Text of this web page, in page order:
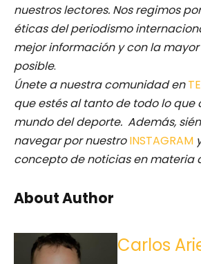
nuestros lectores. Nos regimos
éticas del periodismo
mejor información y con la
posible.
Únete a nuestra comunidad en
que estés al tanto de todo lo que
mundo del deporte. Además,
navegar por nuestro INSTAGRAM
concepto de noticias en materia
About Author
Carlos